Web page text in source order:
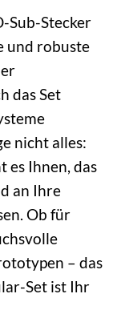
Sub-Stecker
und robuste
das Set
nicht alles:
es Ihnen, das
an Ihre
Ob für
– das
Set ist Ihr